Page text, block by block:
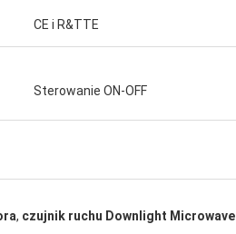
CE i R&TTE
Sterowanie ON-OFF
, czujnik ruchu Downlight Microwave